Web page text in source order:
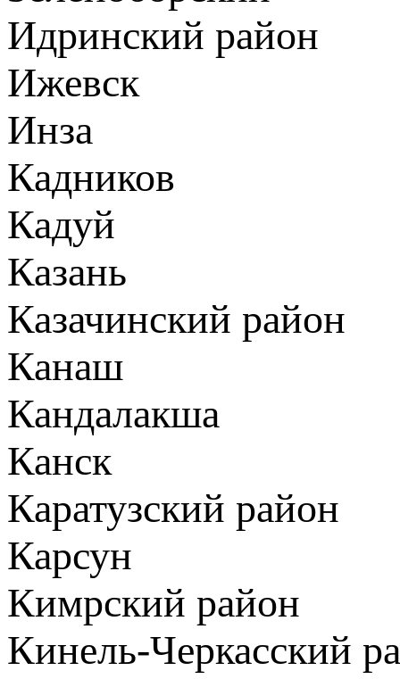
Идринский район
Ижевск
Инза
Кадников
Кадуй
Казань
Казачинский район
Канаш
Кандалакша
Канск
Каратузский район
Карсун
Кимрский район
Кинель-Черкасский